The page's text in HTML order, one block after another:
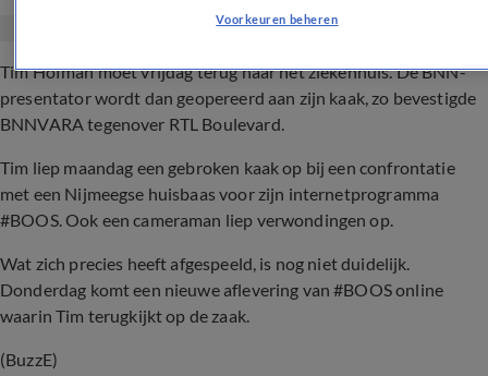
Tim Hofman moet vrijdag terug naar het ziekenhuis. De BNN-
presentator wordt dan geopereerd aan zijn kaak, zo bevestigde
BNNVARA tegenover RTL Boulevard.
Tim liep maandag een gebroken kaak op bij een confrontatie
met een Nijmeegse huisbaas voor zijn internetprogramma
#BOOS. Ook een cameraman liep verwondingen op.
Wat zich precies heeft afgespeeld, is nog niet duidelijk.
Donderdag komt een nieuwe aflevering van #BOOS online
waarin Tim terugkijkt op de zaak.
(BuzzE)
Voorkeuren beheren